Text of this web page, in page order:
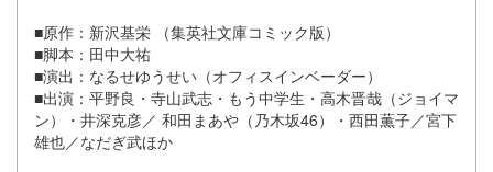
■原作：新沢基栄 （集英社文庫コミック版）
■脚本：田中大祐
■演出：なるせゆうせい（オフィスインベーダー）
■出演：平野良・寺山武志・もう中学生・高木晋哉（ジョイマ
ン）・井深克彦／ 和田まあや（乃木坂46）・西田薫子／宮下
雄也／なだぎ武ほか